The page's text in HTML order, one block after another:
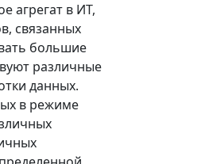
агрегат в ИТ,
связанных
большие
различные
данных.
в режиме